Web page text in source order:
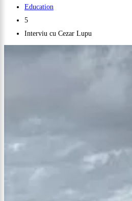
Education
5
Interviu cu Cezar Lupu